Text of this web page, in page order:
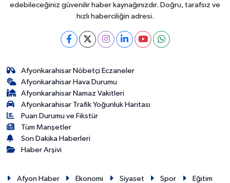
edebileceğiniz güvenilir haber kaynağınızdır. Doğru, tarafsız ve
hızlı haberciliğin adresi.
Afyonkarahisar Nöbetçi Eczaneler
Afyonkarahisar Hava Durumu
Afyonkarahisar Namaz Vakitleri
Afyonkarahisar Trafik Yoğunluk Haritası
Puan Durumu ve Fikstür
Tüm Manşetler
Son Dakika Haberleri
Haber Arşivi
Afyon Haber Ekonomi Siyaset Spor
Eğitim